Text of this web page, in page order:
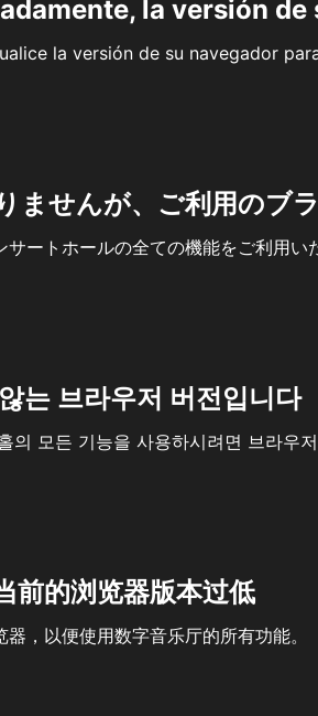
la versión
la versión de su navegador
ませんが、ご利用のブ
サートホールの全ての機能をご利用い
는 브라우저 버전입니다
의 모든 기능을 사용하시려면 브라우
前的浏览器版本过低
，以便使用数字音乐厅的所有功能。